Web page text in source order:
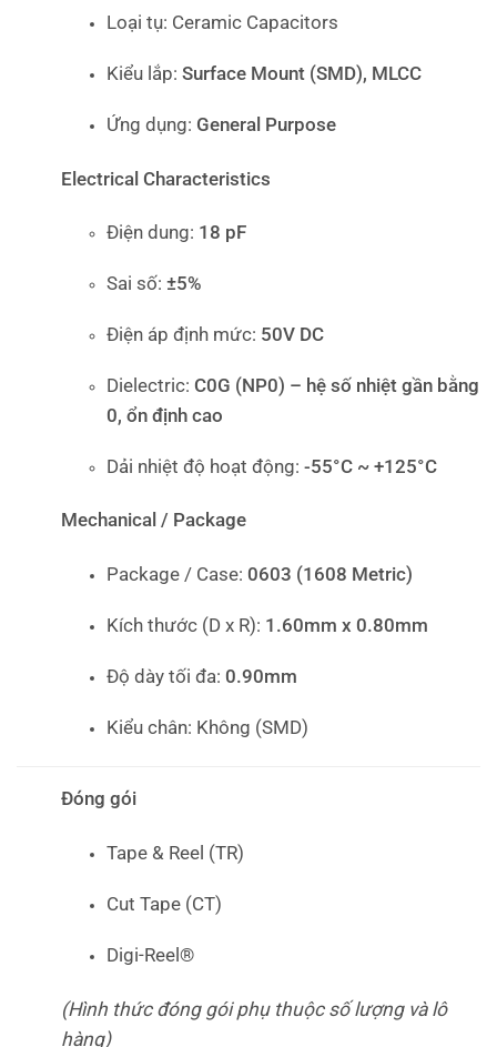
Loại tụ: Ceramic Capacitors
Kiểu lắp:Surface Mount (SMD), MLCC
Ứng dụng: General Purpose
Electrical Characteristics
Điện dung: 18 pF
Sai số:±5%
Điện áp định mức: 50V DC
Dielectric:C0G (NP0) – hệ số nhiệt gần bằng
0, ổn định cao
Dải nhiệt độ hoạt động:-55°C ~ +125°C
Mechanical / Package
Package / Case:0603 (1608 Metric)
Kích thước (D x R): 1.60mm x 0.80mm
Độ dày tối đa:0.90mm
Kiểu chân: Không (SMD)
Đóng gói
Tape & Reel (TR)
Cut Tape (CT)
Digi-Reel®
(Hình thức đóng gói phụ thuộc số lượng và lô
hàng)